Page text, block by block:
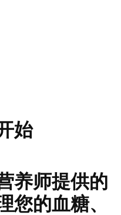
始
养师提供的
您的血糖、